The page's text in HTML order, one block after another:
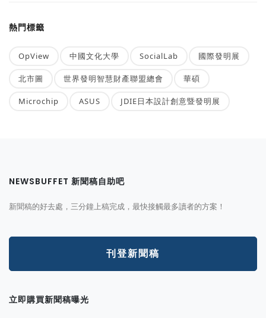
熱門標籤
OpView 中國文化大學 SocialLab 國際發明展
北市圖 世界發明智慧財產聯盟總會 華碩
Microchip ASUS JDIE日本設計創意暨發明展
NEWSBUFFET 新聞稿自助吧
新聞稿的好去處，三分鐘上稿完成，最快接觸最多讀者的方案！
刊登新聞稿
立即購買新聞稿曝光